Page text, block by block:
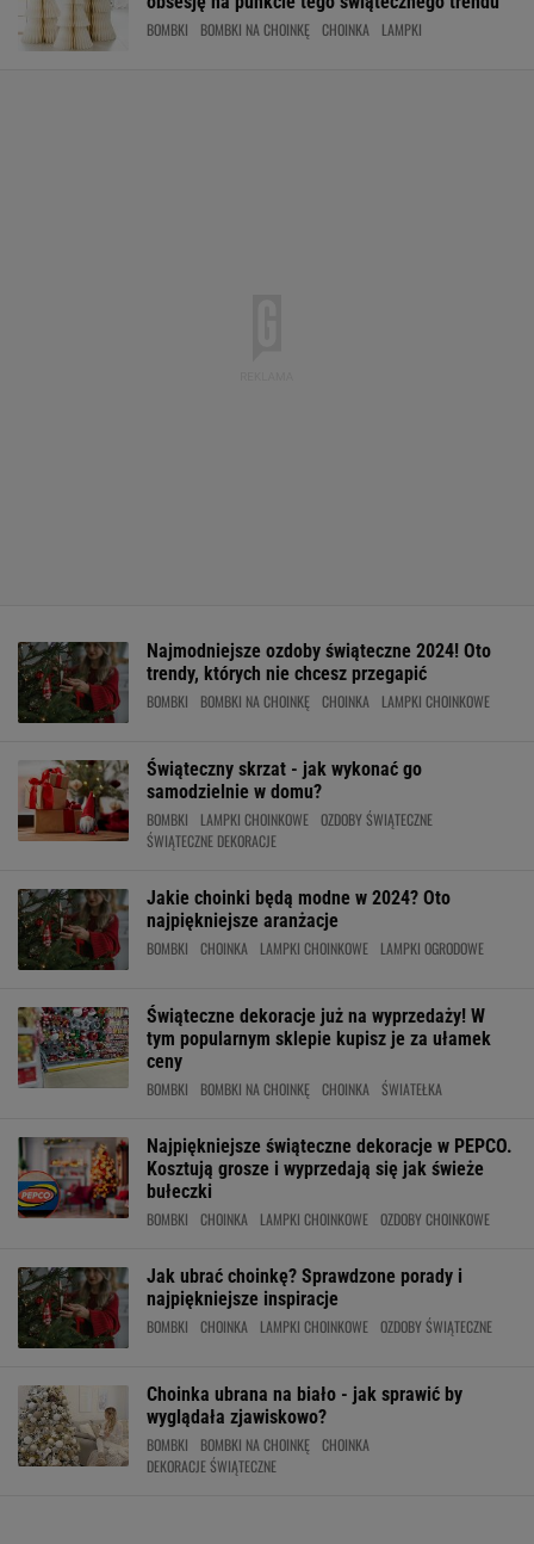
BOMBKI BOMBKI NA CHOINKĘ CHOINKA LAMPKI
Najmodniejsze ozdoby świąteczne 2024! Oto
trendy, których nie chcesz przegapić
BOMBKI BOMBKI NA CHOINKĘ CHOINKA LAMPKI CHOINKOWE
Świąteczny skrzat - jak wykonać go
samodzielnie w domu?
BOMBKI LAMPKI CHOINKOWE OZDOBY ŚWIĄTECZNE
ŚWIĄTECZNE DEKORACJE
Jakie choinki będą modne w 2024? Oto
najpiękniejsze aranżacje
BOMBKI CHOINKA LAMPKI CHOINKOWE LAMPKI OGRODOWE
Świąteczne dekoracje już na wyprzedaży! W
tym popularnym sklepie kupisz je za ułamek
ceny
BOMBKI BOMBKI NA CHOINKĘ CHOINKA ŚWIATEŁKA
Najpiękniejsze świąteczne dekoracje w PEPCO.
Kosztują grosze i wyprzedają się jak świeże
bułeczki
BOMBKI CHOINKA LAMPKI CHOINKOWE OZDOBY CHOINKOWE
Jak ubrać choinkę? Sprawdzone porady i
najpiękniejsze inspiracje
BOMBKI CHOINKA LAMPKI CHOINKOWE OZDOBY ŚWIĄTECZNE
Choinka ubrana na biało - jak sprawić by
wyglądała zjawiskowo?
BOMBKI BOMBKI NA CHOINKĘ CHOINKA
DEKORACJE ŚWIĄTECZNE